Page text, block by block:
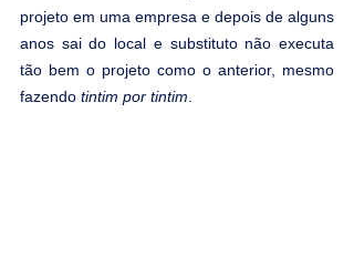
projeto em uma empresa e depois de alguns
anos sai do local e substituto não executa
tão bem o projeto como o anterior, mesmo
fazendo tintim por tintim